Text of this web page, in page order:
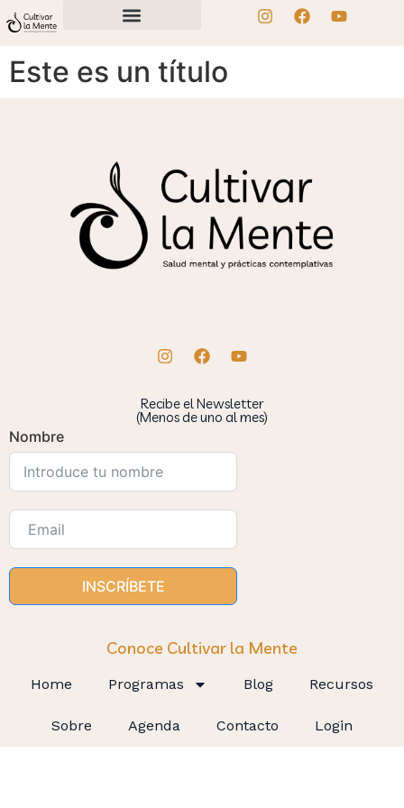
Este es un título
Recibe el Newsletter
(Menos de uno al mes)
Nombre
INSCRÍBETE
Conoce Cultivar la Mente
Home Programas Blog Recursos
Sobre Agenda Contacto Login